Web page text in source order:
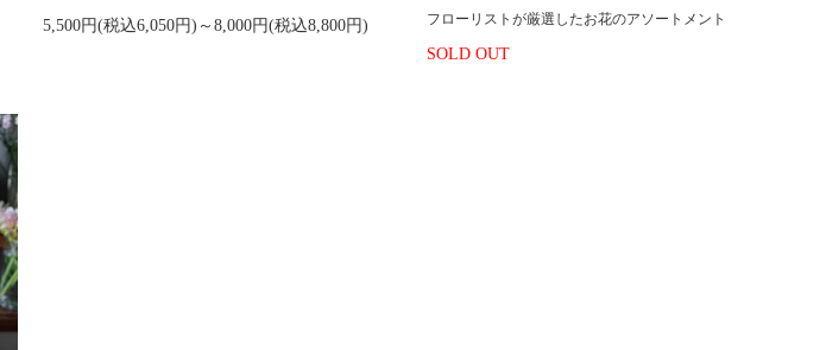
5,500円(税込6,050円)～8,000円(税込8,800円) フローリストが厳選したお花のアソートメント
SOLD OUT